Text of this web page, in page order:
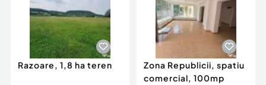
Razoare, 1,8 ha teren
Zona Republicii, spatiu
comercial, 100mp